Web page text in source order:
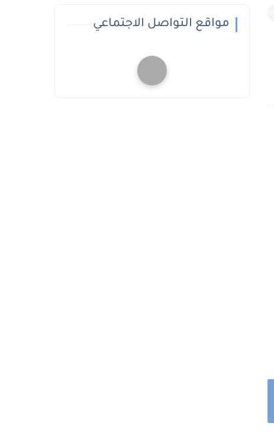
مواقع التواصل الاجتماعي